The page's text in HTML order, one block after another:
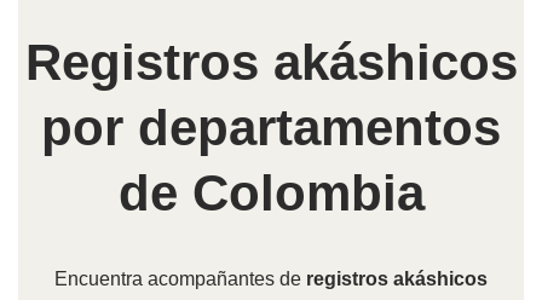
Registros akáshicos
por departamentos
de Colombia
Encuentra acompañantes de registros akáshicos